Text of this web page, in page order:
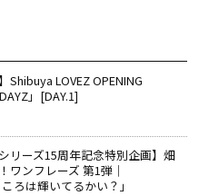
Shibuya LOVEZ OPENING
」[DAY.1]
リーズ15周年記念特別企画】畑
ワンフレーズ 第1弾｜
ろは輝いてるかい？」